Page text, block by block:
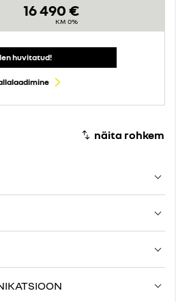
16 490 €
KM 0%
huvitatud!